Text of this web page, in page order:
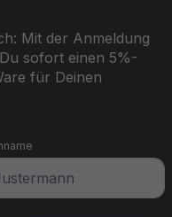
Mit der Anmeldung
sofort einen 5%-
für Deinen